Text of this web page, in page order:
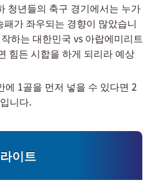
청년들의 축구 경기에서는 누가
가 좌우되는 경향이 많았습니
하는 대한민국 vs 아랍에미리트
힘든 시합을 하게 되리라 예상
에 1골을 먼저 넣을 수 있다면 2
니다.
이트